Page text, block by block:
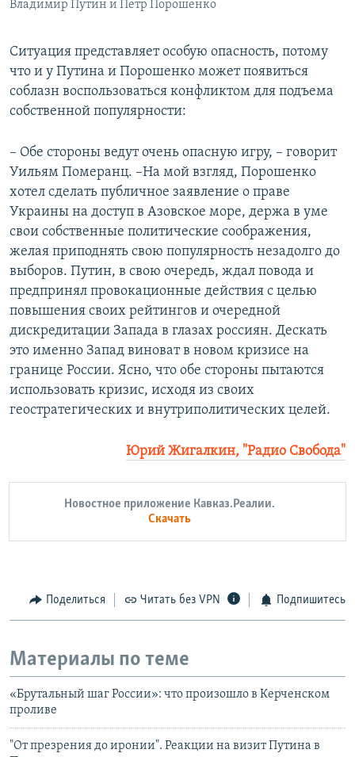
Владимир Путин и Петр Порошенко
Ситуация представляет особую опасность, потому
что и у Путина и Порошенко может появиться
соблазн воспользоваться конфликтом для подъема
собственной популярности:
– Обе стороны ведут очень опасную игру, – говорит
Уильям Померанц. –На мой взгляд, Порошенко
хотел сделать публичное заявление о праве
Украины на доступ в Азовское море, держа в уме
свои собственные политические соображения,
желая приподнять свою популярность незадолго до
выборов. Путин, в свою очередь, ждал повода и
предпринял провокационные действия с целью
повышения своих рейтингов и очередной
дискредитации Запада в глазах россиян. Дескать
это именно Запад виноват в новом кризисе на
границе России. Ясно, что обе стороны пытаются
использовать кризис, исходя из своих
геостратегических и внутриполитических целей.
Юрий Жигалкин, "Радио Свобода"
Новостное приложение Кавказ.Реалии.
Скачать
Поделиться Читать без VPN Подпишитесь
Материалы по теме
«Брутальный шаг России»: что произошло в Керченском
проливе
"От презрения до иронии". Реакции на визит Путина в